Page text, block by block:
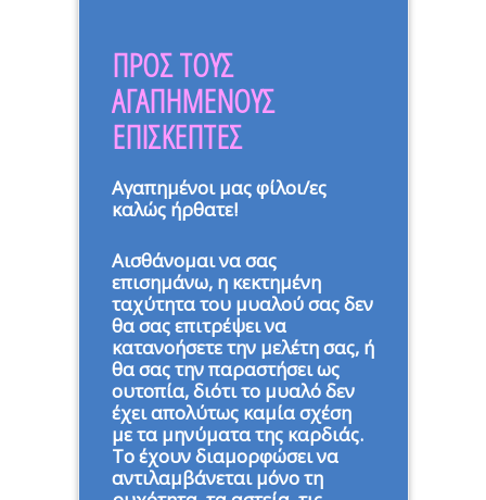
ΠΡΟΣ ΤΟΥΣ
ΑΓΑΠΗΜΕΝΟΥΣ
ΕΠΙΣΚΕΠΤΕΣ
Αγαπημένοι μας φίλοι/ες
καλώς ήρθατε!
Αισθάνομαι να σας
επισημάνω, η κεκτημένη
ταχύτητα του μυαλού σας δεν
θα σας επιτρέψει να
κατανοήσετε την μελέτη σας, ή
θα σας την παραστήσει ως
ουτοπία, διότι το μυαλό δεν
έχει απολύτως καμία σχέση
με τα μηνύματα της καρδιάς.
Το έχουν διαμορφώσει να
αντιλαμβάνεται μόνο τη